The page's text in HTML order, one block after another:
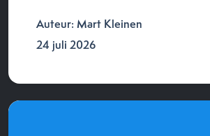
Auteur: Mart Kleinen
24 juli 2026